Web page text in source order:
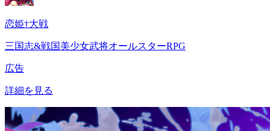
恋姫†大戦
三国志&戦国美少女武将オールスターRPG
広告
詳細を見る